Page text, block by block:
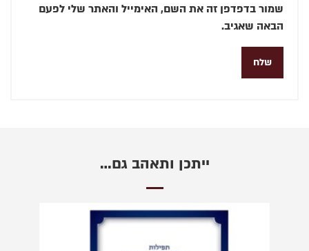
שמור בדפדפן זה את השם, האימייל והאתר שלי לפעם
הבאה שאגיב.
ייתכן ותאהב גם…